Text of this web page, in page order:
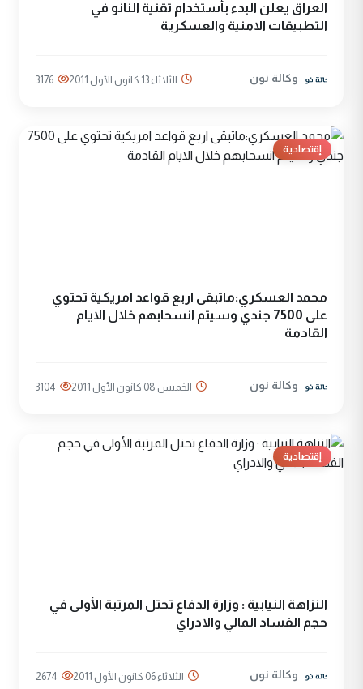
العراق يعلن البدء بأستخدام تقنية النانو في
التطبيقات الامنية والعسكرية
وكالة نون الثلاثاء 13 كانون الأول 2011 3176
إقتصادية
محمد العسكري:ماتبقى اربع قواعد امريكية تحتوي
على 7500 جندي وسيتم انسحابهم خلال الايام
القادمة
وكالة نون الخميس 08 كانون الأول 2011 3104
إقتصادية
النزاهة النيابية : وزارة الدفاع تحتل المرتبة الأولى في
حجم الفساد المالي والادراي
وكالة نون الثلاثاء 06 كانون الأول 2011 2674